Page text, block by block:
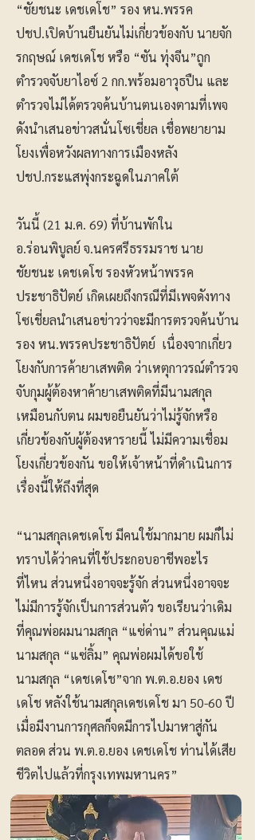
“ชัยชนะ เดชเดโช” รอง หน.พรรค
ปชป.เปิดบ้านยืนยันไม่เกี่ยวข้องกับ นายจัก
รกฤษณ์ เดชเดโช หรือ “ซัน ทุ่งจีน”ถูก
ตำรวจจับยาไอซ์ 2 กก.พร้อมอาวุธปืน และ
ตำรวจไม่ได้ตรวจค้นบ้านตนเองตามที่เพจ
ดังนำเสนอข่าวสนั่นโซเชี่ยล เชื่อพยายาม
โยงเพื่อหวังผลทางการเมืองหลัง
ปชป.กระแสพุ่งกระฉูดในภาคใต้
วันนี้ (21 ม.ค. 69) ที่บ้านพักใน
อ.ร่อนพิบูลย์ จ.นครศรีธรรมราช นาย
ชัยชนะ เดชเดโช รองหัวหน้าพรรค
ประชาธิปัตย์ เกิดเผยถึงกรณีที่มีเพจดังทาง
โซเชี่ยลนำเสนอข่าวว่าจะมีการตรวจค้นบ้าน
รอง หน.พรรคประชาธิปัตย์ เนื่องจากเกี่ยว
โยงกับการค้ายาเสพติด ว่าเหตุกาวรณ์ตำรวจ
จับกุมผู้ต้องหาค้ายาเสพติดที่มีนามสกุล
เหมือนกับตน ผมขอยืนยันว่าไม่รู้จักหรือ
เกี่ยวข้องกับผู้ต้องหารายนี้ ไม่มีความเชื่อม
โยงเกี่ยวข้องกัน ขอให้เจ้าหน้าที่ดำเนินการ
เรื่องนี้ให้ถึงที่สุด
“นามสกุลเดชเดโช มีคนใช้มากมาย ผมก็ไม่
ทราบได้ว่าคนที่ใช้ประกอบอาชีพอะไร
ที่ไหน ส่วนหนึ่งอาจจะรู้จัก ส่วนหนึ่งอาจจะ
ไม่มีการรู้จักเป็นการส่วนตัว ขอเรียนว่าเดิม
ที่คุณพ่อผมนามสกุล “แซ่ด่าน” ส่วนคุณแม่
นามสกุล “แซ่ลิ้ม” คุณพ่อผมได้ขอใช้
นามสกุล “เดชเดโช”จาก พ.ต.อ.ยอง เดช
เดโช หลังใช้นามสกุลเดชเดโช มา 50-60 ปี
เมื่อมีงานการกุศลก็จดมีการไปมาหาสู่กัน
ตลอด ส่วน พ.ต.อ.ยอง เดชเดโช ท่านได้เสีย
ชีวิตไปแล้วที่กรุงเทพมหานคร”